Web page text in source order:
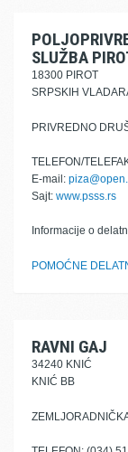
SLUŽBA
18300 PIROT
SRPSKIH
PRIVREDNO
TELEFON/
E-mail:
Sajt: www.psss.rs
Informacije o
POMOĆNE
RAVNI GAJ
34240 KNIĆ
KNIĆ BB